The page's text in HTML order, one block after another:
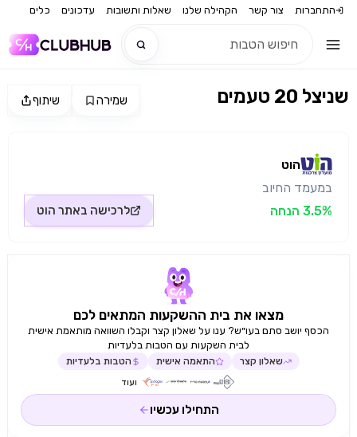
התחברות צור קשר הקהילה שלנו שאלות ותשובות עדכונים כלים
שיתוף שמירה שניצל 20 טעמים
הוט
במעמד החיוב
3.5% הנחה
לרכישה באתר הוט
מצאו את בית ההשקעות המתאים לכם
הכסף יושב סתם בעו״ש? ענו על שאלון קצר וקבלו השוואה מותאמת אישית
לבית השקעות עם הטבות בלעדיות
שאלון קצר התאמה אישית הטבות בלעדיות
ועוד
התחילו עכשיו